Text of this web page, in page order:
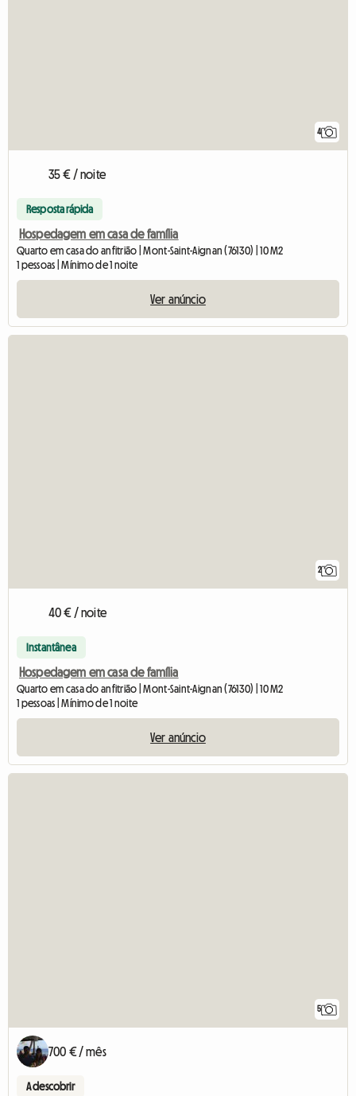
4
35 € / noite
Resposta rápida
Hospedagem em casa de família
Quarto em casa do anfitrião | Mont-Saint-Aignan (76130) | 10 M2
1 pessoas | Mínimo de 1 noite
Ver anúncio
2
40 € / noite
Instantânea
Hospedagem em casa de família
Quarto em casa do anfitrião | Mont-Saint-Aignan (76130) | 10 M2
1 pessoas | Mínimo de 1 noite
Ver anúncio
5
700 € / mês
A descobrir